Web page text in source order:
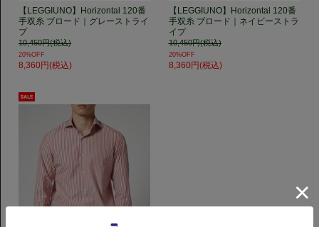
【LEGGIUNO】Horizontal 120番
手双糸 ブロード｜グレーストライ
プ
10,450円(税込)
20%OFF
8,360円(税込)
【LEGGIUNO】Horizontal 120番
手双糸 ブロード｜ネイビーストラ
イプ
10,450円(税込)
20%OFF
8,360円(税込)